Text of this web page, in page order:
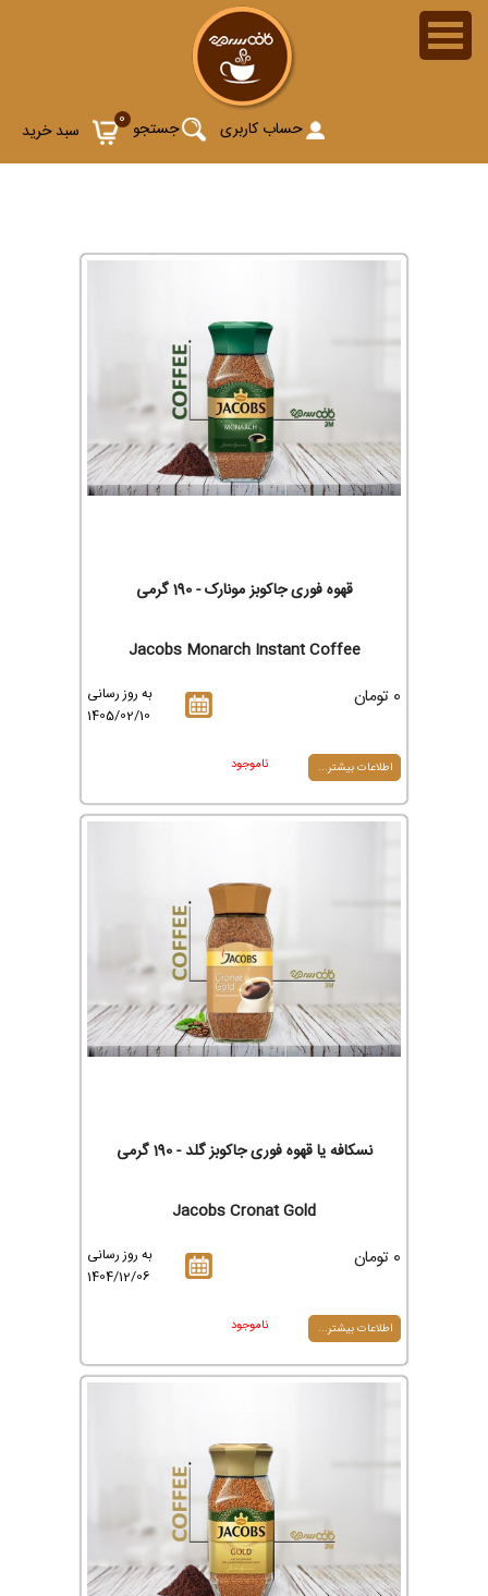
0 سبد خرید جستجو حساب کاربری
جستجو برای جاکوبز
قهوه فوری جاکوبز مونارک - 190 گرمی
Jacobs Monarch Instant Coffee
به روز رسانی
1405/02/10
0 تومان
اطلاعات بیشتر... ناموجود
نسکافه یا قهوه فوری جاکوبز گلد - 190 گرمی
Jacobs Cronat Gold
به روز رسانی
1404/12/06
0 تومان
اطلاعات بیشتر... ناموجود